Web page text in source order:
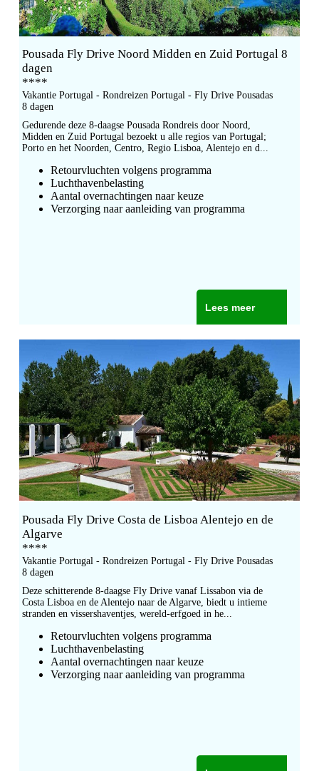
Pousada Fly Drive Noord Midden en Zuid Portugal 8
dagen
****
Vakantie Portugal - Rondreizen Portugal - Fly Drive Pousadas
8 dagen
Gedurende deze 8-daagse Pousada Rondreis door Noord,
Midden en Zuid Portugal bezoekt u alle regios van Portugal;
Porto en het Noorden, Centro, Regio Lisboa, Alentejo en d...
Retourvluchten volgens programma
Luchthavenbelasting
Aantal overnachtingen naar keuze
Verzorging naar aanleiding van programma
Lees meer
Pousada Fly Drive Costa de Lisboa Alentejo en de
Algarve
****
Vakantie Portugal - Rondreizen Portugal - Fly Drive Pousadas
8 dagen
Deze schitterende 8-daagse Fly Drive vanaf Lissabon via de
Costa Lisboa en de Alentejo naar de Algarve, biedt u intieme
stranden en vissershaventjes, wereld-erfgoed in he...
Retourvluchten volgens programma
Luchthavenbelasting
Aantal overnachtingen naar keuze
Verzorging naar aanleiding van programma